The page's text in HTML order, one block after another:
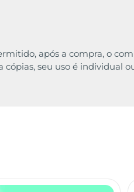
após a compra, o
seu uso é individual